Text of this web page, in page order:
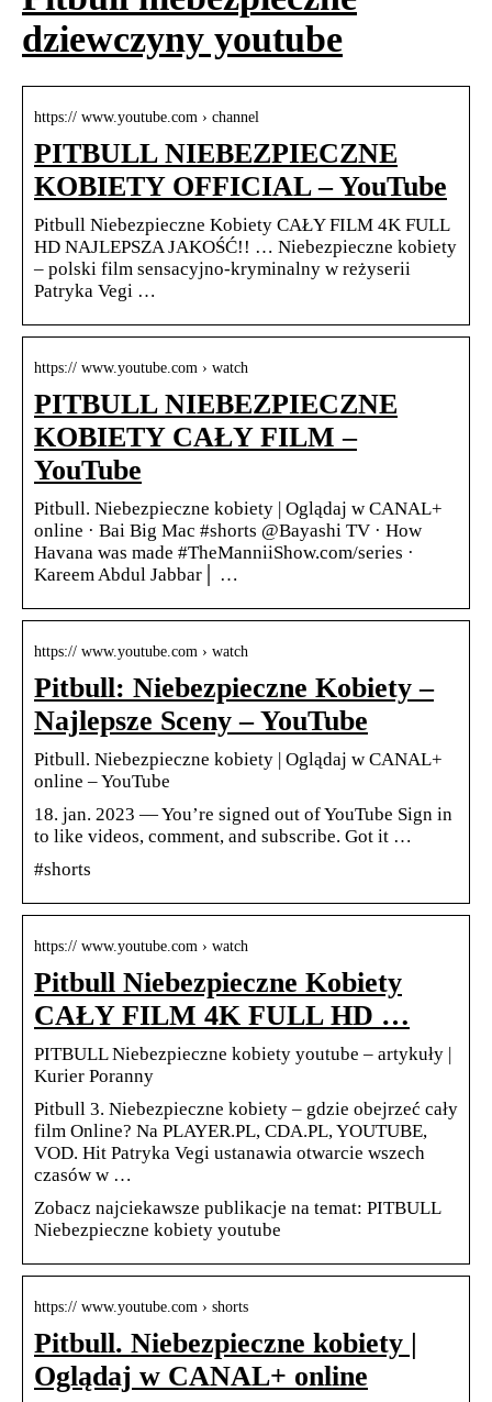
dziewczyny youtube
https:// www.youtube.com › channel
PITBULL NIEBEZPIECZNE
KOBIETY OFFICIAL – YouTube
Pitbull Niebezpieczne Kobiety CAŁY FILM 4K FULL
HD NAJLEPSZA JAKOŚĆ!! … Niebezpieczne kobiety
– polski film sensacyjno-kryminalny w reżyserii
Patryka Vegi …
https:// www.youtube.com › watch
PITBULL NIEBEZPIECZNE
KOBIETY CAŁY FILM –
YouTube
Pitbull. Niebezpieczne kobiety | Oglądaj w CANAL+
online · Bai Big Mac #shorts @Bayashi TV · How
Havana was made #TheManniiShow.com/series ·
Kareem Abdul Jabbar│ …
https:// www.youtube.com › watch
Pitbull: Niebezpieczne Kobiety –
Najlepsze Sceny – YouTube
Pitbull. Niebezpieczne kobiety | Oglądaj w CANAL+
online – YouTube
18. jan. 2023 — You’re signed out of YouTube Sign in
to like videos, comment, and subscribe. Got it …
#shorts
https:// www.youtube.com › watch
Pitbull Niebezpieczne Kobiety
CAŁY FILM 4K FULL HD …
PITBULL Niebezpieczne kobiety youtube – artykuły |
Kurier Poranny
Pitbull 3. Niebezpieczne kobiety – gdzie obejrzeć cały
film Online? Na PLAYER.PL, CDA.PL, YOUTUBE,
VOD. Hit Patryka Vegi ustanawia otwarcie wszech
czasów w …
Zobacz najciekawsze publikacje na temat: PITBULL
Niebezpieczne kobiety youtube
https:// www.youtube.com › shorts
Pitbull. Niebezpieczne kobiety |
Oglądaj w CANAL+ online